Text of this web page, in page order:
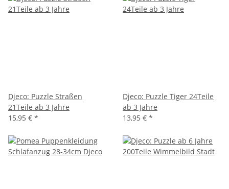
Djeco: Puzzle Straßen
21Teile ab 3 Jahre
15,95 € *
Djeco: Puzzle Tiger 24Teile
ab 3 Jahre
13,95 € *